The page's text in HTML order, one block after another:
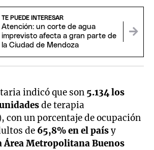
TE PUEDE INTERESAR
Atención: un corte de agua
imprevisto afecta a gran parte de
la Ciudad de Mendoza
indicó que son 5.134 los
de terapia
con un porcentaje de ocupación
de 65,8% en el paísy
Área Metropolitana Buenos